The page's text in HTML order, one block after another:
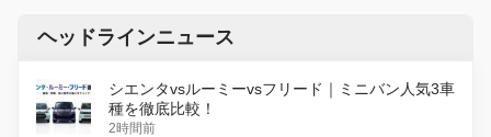
ヘッドラインニュース
シエンタvsルーミーvsフリード｜ミニバン人気3車
種を徹底比較！
2時間前